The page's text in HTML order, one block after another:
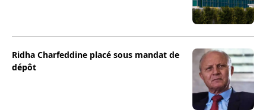
Ridha Charfeddine placé sous mandat de
dépôt